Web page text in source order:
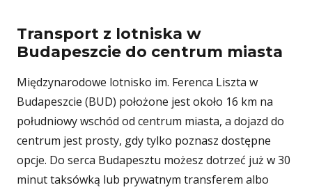
Transport z lotniska w
Budapeszcie do centrum miasta
Międzynarodowe lotnisko im. Ferenca Liszta w
Budapeszcie (BUD) położone jest około 16 km na
południowy wschód od centrum miasta, a dojazd do
centrum jest prosty, gdy tylko poznasz dostępne
opcje. Do serca Budapesztu możesz dotrzeć już w 30
minut taksówką lub prywatnym transferem albo